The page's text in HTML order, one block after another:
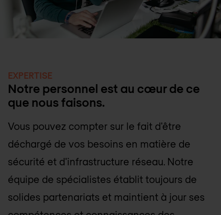
EXPERTISE
Notre personnel est au cœur de ce
que nous faisons.
Vous pouvez compter sur le fait d'être
déchargé de vos besoins en matière de
sécurité et d'infrastructure réseau. Notre
équipe de spécialistes établit toujours de
solides partenariats et maintient à jour ses